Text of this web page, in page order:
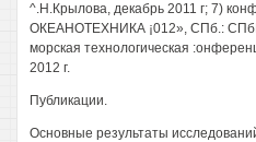
^.Н.Крылова, декабрь 2011 г; 7)
ОКЕАНОТЕХНИКА ¡012», СПб.:
морская технологическая
2012 г.
Публикации.
Основные результаты